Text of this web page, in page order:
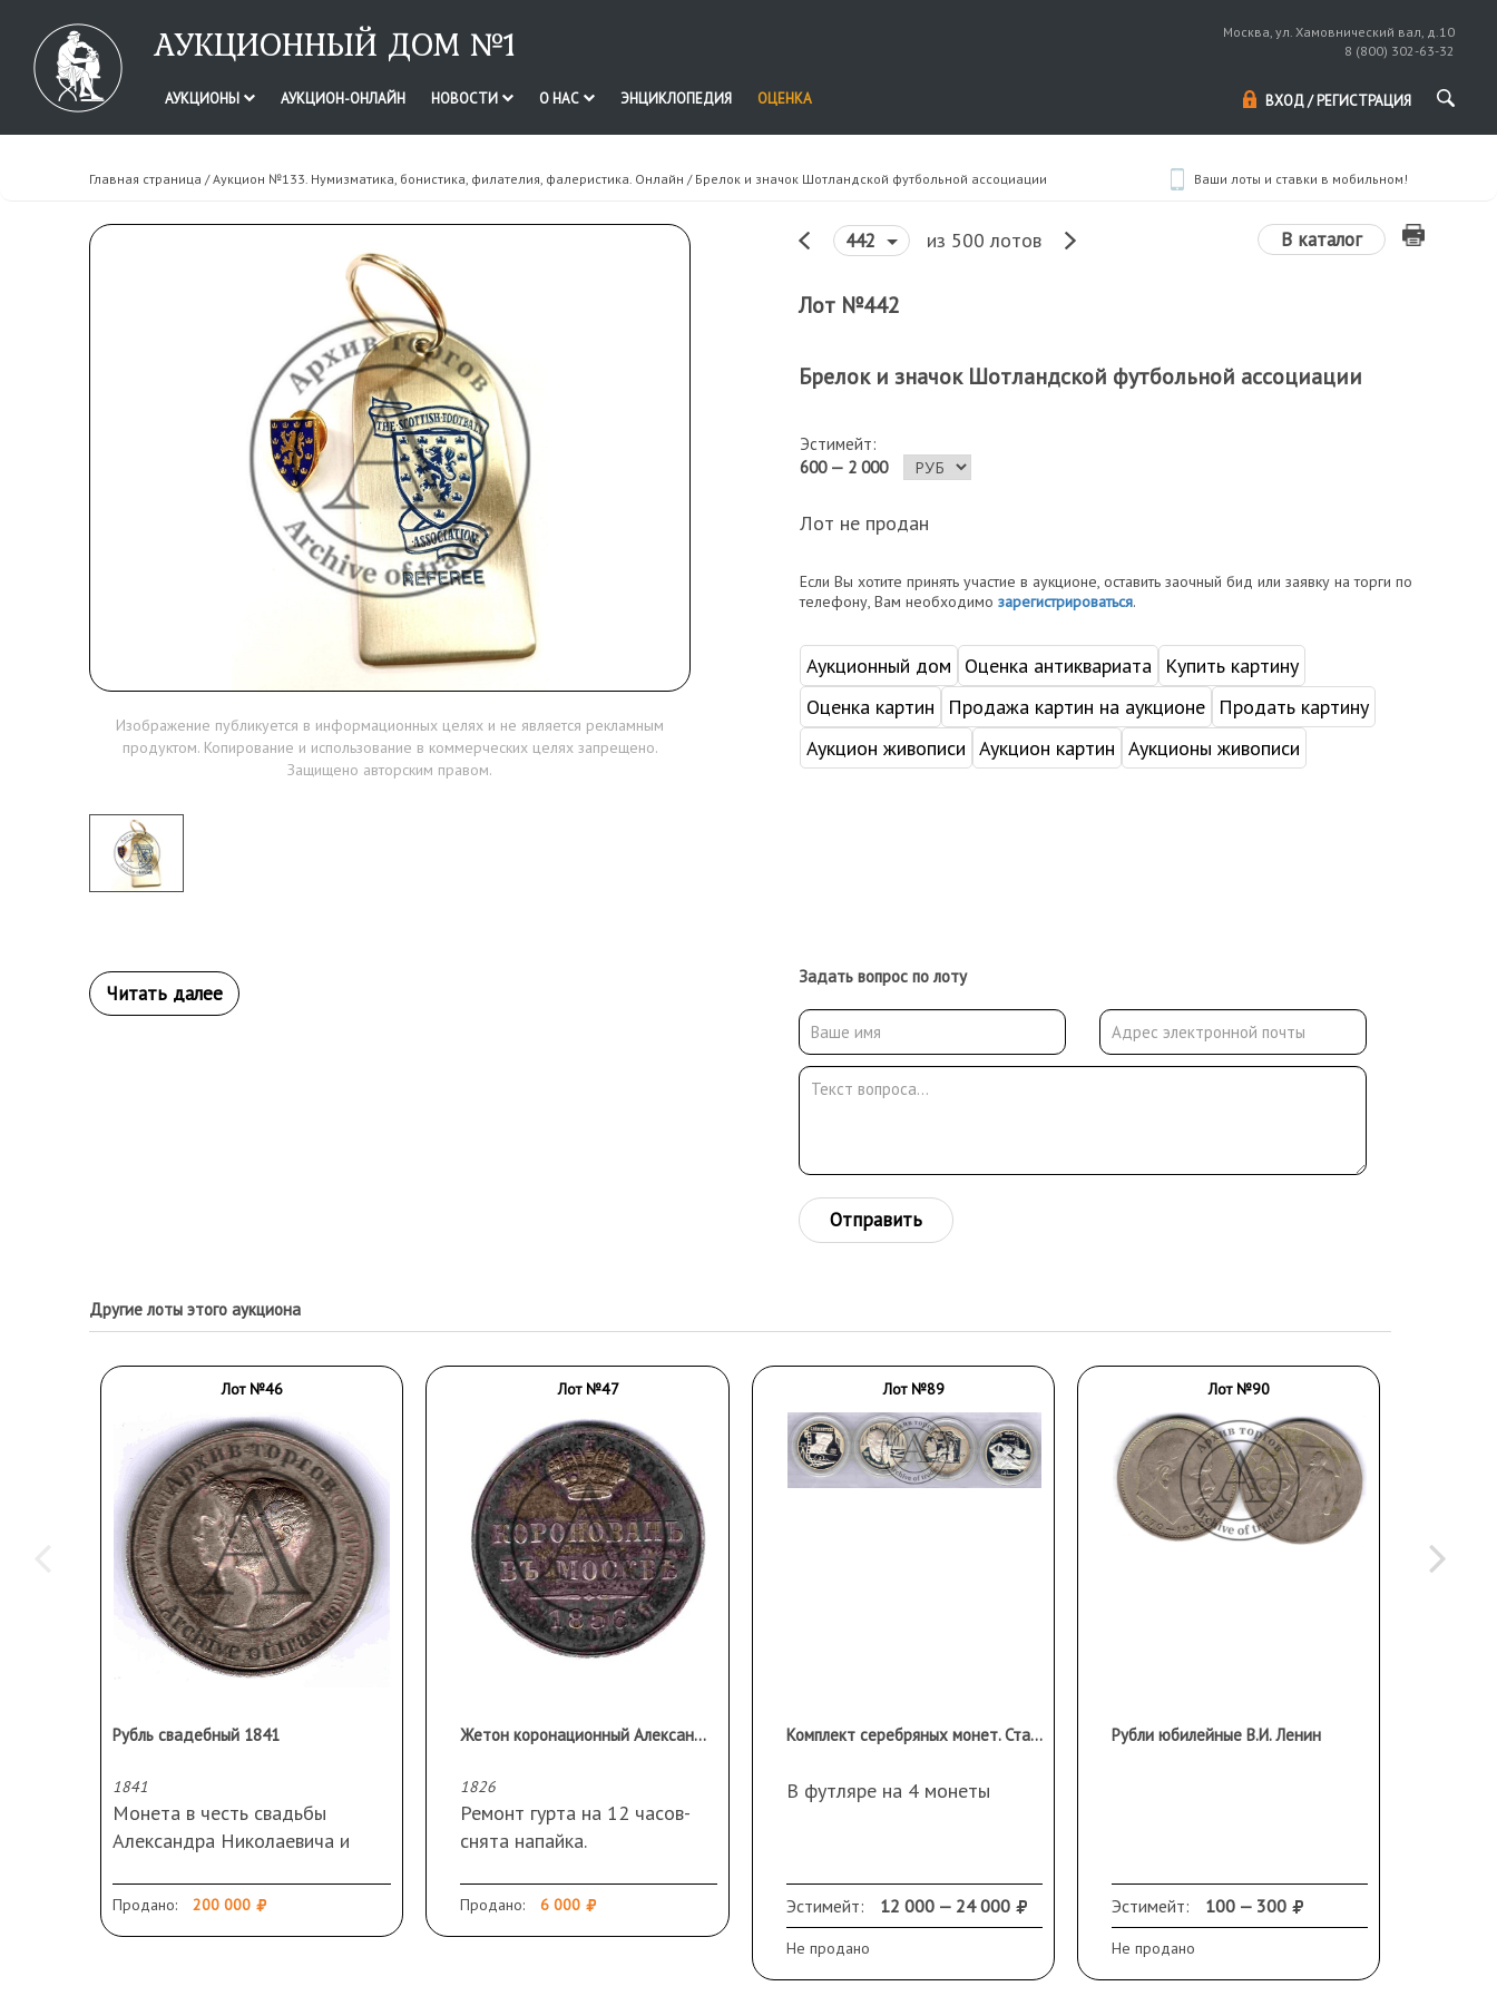
АУКЦИОННЫЙ ДОМ №1
Москва, ул. Хамовнический вал, д.10
8 (800) 302-63-32
АУКЦИОНЫ АУКЦИОН-ОНЛАЙН НОВОСТИ О НАС ЭНЦИКЛОПЕДИЯ ОЦЕНКА ВХОД / РЕГИСТРАЦИЯ
Главная страница /Аукцион №133. Нумизматика, бонистика, филателия, фалеристика. Онлайн / Брелок и значок Шотландской футбольной ассоциации Ваши лоты и ставки в мобильном!
Изображение публикуется в информационных целях и не является рекламным
продуктом. Копирование и использование в коммерческих целях запрещено.
Защищено авторским правом.
442 из 500 лотов В каталог
Лот №442
Брелок и значок Шотландской футбольной ассоциации
Эстимейт:
600 — 2 000
Лот не продан
Если Вы хотите принять участие в аукционе, оставить заочный бид или заявку на торги по
телефону, Вам необходимо зарегистрироваться.
Аукционный дом Оценка антиквариата
Купить картину
Оценка картин
Продажа картин на аукционе
Продать картину
Аукцион живописи Аукцион картин Аукционы живописи
Задать вопрос по лоту
Отправить
Другие лоты этого аукциона
Лот №46
Рубль свадебный 1841
1841
Монета в честь свадьбы
Александра Николаевича и
Александровны
Продано: 200 000
Лот №47
Жетон коронационный Александр II
1826
Ремонт гурта на 12 часов-
снята напайка.
Продано: 6 000
Лот №89
Комплект серебряных монет. Станиславский и Эйзенштейн
В футляре на 4 монеты
Эстимейт: 12 000 — 24 000
Не продано
Лот №90
Рубли юбилейные В.И. Ленин
Эстимейт: 100 — 300
Не продано